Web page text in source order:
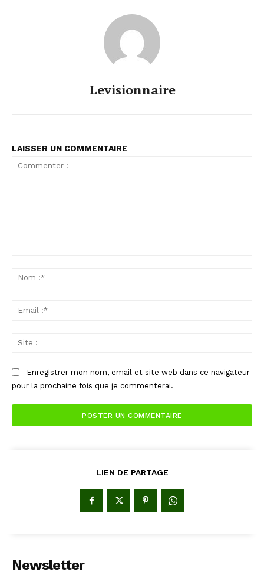
Levisionnaire
LAISSER UN COMMENTAIRE
Enregistrer mon nom, email et site web dans ce navigateur
pour la prochaine fois que je commenterai.
LIEN DE PARTAGE
Newsletter